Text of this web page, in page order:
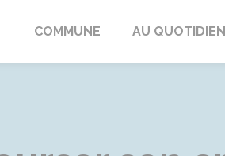
Champagne
COMMUNE AU QUOTIDIEN